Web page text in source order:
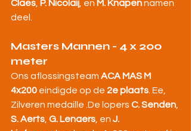
Claes P. Nicolaij , en M. Knapen namen
deel.
Masters Mannen - 4 x 200
meter
Ons aflossingsteam ACA MAS M
4x200 eindigde op de 2e plaats . Ee,
Zilveren medaille .De lopers C. Senden
S. Aerts G. Lenaers , en J.